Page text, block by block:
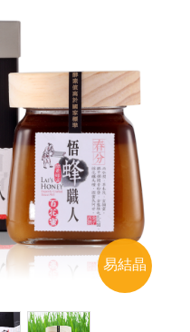
易結晶